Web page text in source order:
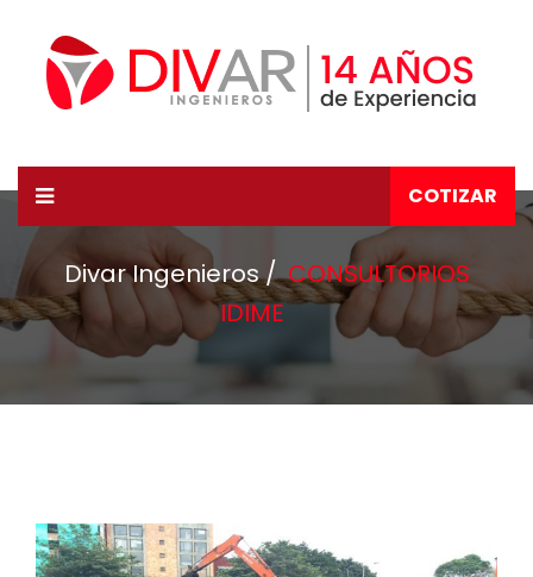
COTIZAR
Divar Ingenieros
CONSULTORIOS
IDIME